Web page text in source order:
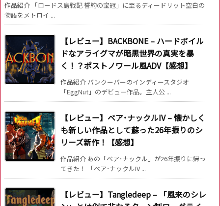
作品紹介 「ロードス島戦記 誓約の宝冠」に至るディードリット空白の
物語をメトロイ ...
【レビュー】BACKBONE – ハードボイル
ドなアライグマが暗黒世界の真実を暴
く！？ポストノワール風ADV【感想】
作品紹介 バンクーバーのインディースタジオ
「EggNut」のデビュー作品。主人公 ...
【レビュー】ベア･ナックルIV – 懐かしく
も新しい作品として蘇った26年振りのシ
リーズ新作！【感想】
作品紹介 あの「ベア･ナックル」が26年振りに帰っ
てきた！ 「ベア･ナックルIV ...
【レビュー】Tangledeep – 「風来のシレ